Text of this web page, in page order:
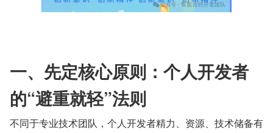
一、先定核心原则：个人开发者
的“避重就轻”法则
不同于专业技术团队，个人开发者精力、资源、技术储备有